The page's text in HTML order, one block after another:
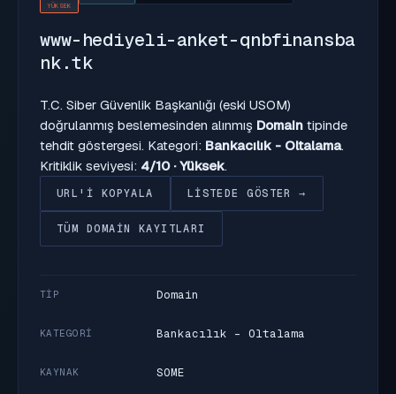
YÜKSEK
www-hediyeli-anket-qnbfinansba
nk.tk
T.C. Siber Güvenlik Başkanlığı (eski USOM)
doğrulanmış beslemesinden alınmış Domain tipinde
tehdit göstergesi. Kategori: Bankacılık - Oltalama.
Kritiklik seviyesi: 4/10 · Yüksek.
URL'I KOPYALA LISTEDE GÖSTER →
TÜM DOMAIN KAYITLARI
TIP Domain
KATEGORI Bankacılık - Oltalama
KAYNAK SOME